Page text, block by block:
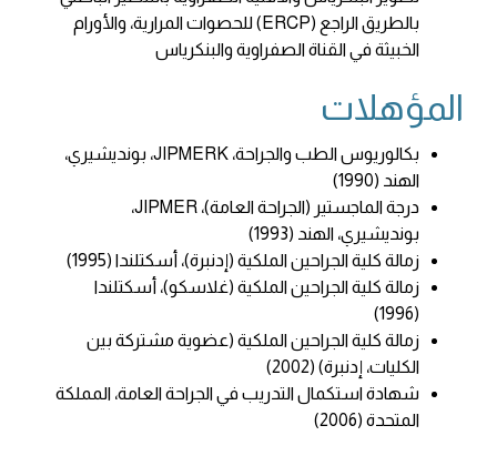
بالطريق الراجع (ERCP) للحصوات المرارية، والأورام
الخبيثة في القناة الصفراوية والبنكرياس
المؤهلات
بكالوريوس الطب والجراحة، JIPMERK، بونديشيري،
الهند (1990)
درجة الماجستير (الجراحة العامة)، JIPMER،
بونديشيري، الهند (1993)
زمالة كلية الجراحين الملكية (إدنبرة)، أسكتلندا (1995)
زمالة كلية الجراحين الملكية (غلاسكو)، أسكتلندا
(1996)
زمالة كلية الجراحين الملكية (عضوية مشتركة بين
الكليات، إدنبرة) (2002)
شهادة استكمال التدريب في الجراحة العامة، المملكة
المتحدة (2006)